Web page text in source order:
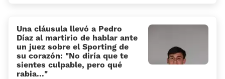
Una cláusula llevó a Pedro
Díaz al martirio de hablar ante
un juez sobre el Sporting de
su corazón: «No diría que te
sientes culpable, pero qué
rabia...»